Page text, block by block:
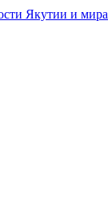
Якутии и мира